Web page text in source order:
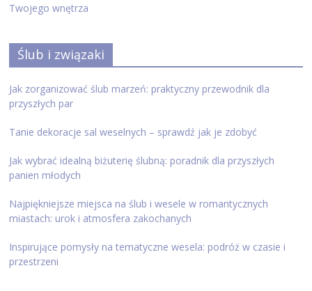
Twojego wnętrza
Ślub i związaki
Jak zorganizować ślub marzeń: praktyczny przewodnik dla
przyszłych par
Tanie dekoracje sal weselnych – sprawdź jak je zdobyć
Jak wybrać idealną biżuterię ślubną: poradnik dla przyszłych
panien młodych
Najpiękniejsze miejsca na ślub i wesele w romantycznych
miastach: urok i atmosfera zakochanych
Inspirujące pomysły na tematyczne wesela: podróż w czasie i
przestrzeni